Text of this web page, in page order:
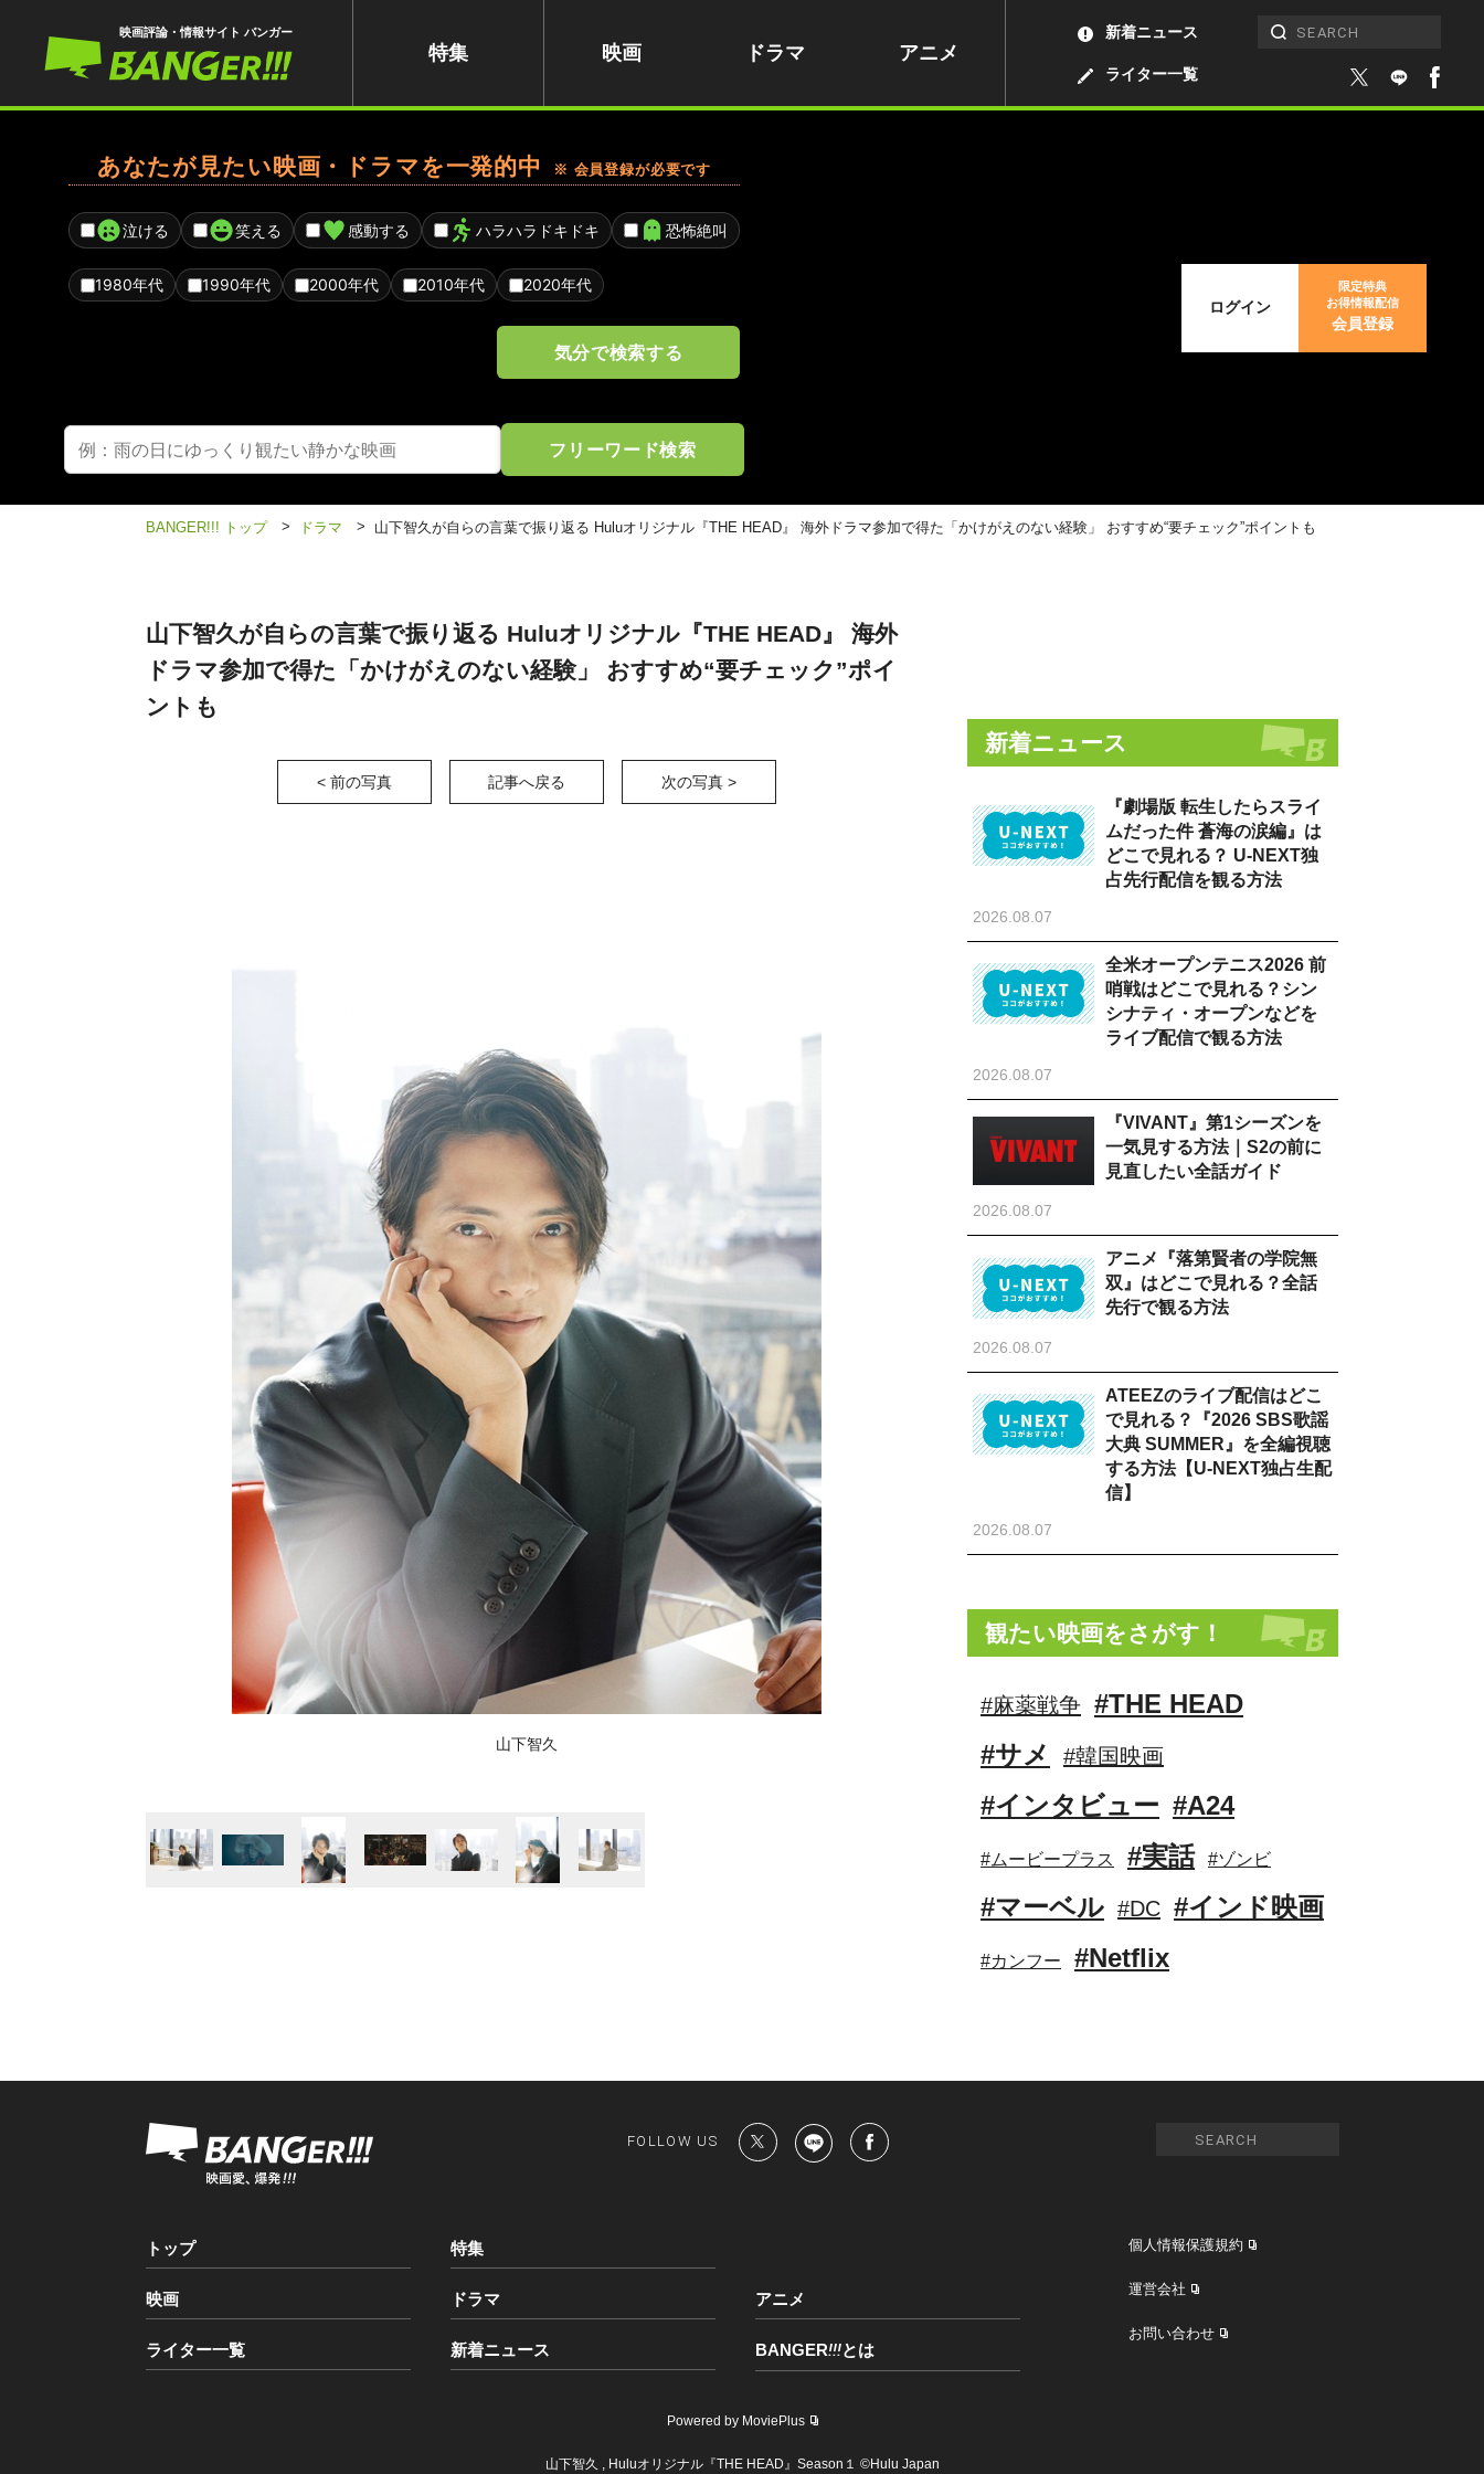
映画評論・情報サイト バンガー
特集 映画 ドラマ アニメ
ライター一覧
新着ニュース
あなたが見たい映画・ドラマを一発的中 ※ 会員登録が必要です
泣ける 笑える 感動する ハラハラドキドキ 恐怖絶叫
1980年代 1990年代 2000年代 2010年代 2020年代
気分で検索する
フリーワード検索
ログイン
限定特典
お得情報配信
会員登録
BANGER!!! トップ > ドラマ > 山下智久が自らの言葉で振り返る Huluオリジナル『THE HEAD』 海外ドラマ参加で得た「かけがえのない経験」 おすすめ“要チェック”ポイントも
山下智久が自らの言葉で振り返る Huluオリジナル『THE HEAD』 海外
ドラマ参加で得た「かけがえのない経験」 おすすめ“要チェック”ポイ
ントも
< 前の写真 記事へ戻る 次の写真 >
山下智久
新着ニュース
『劇場版 転生したらスライ
ムだった件 蒼海の涙編』は
どこで見れる？ U-NEXT独
占先行配信を観る方法
2026.08.07
全米オープンテニス2026 前
哨戦はどこで見れる？シン
シナティ・オープンなどを
ライブ配信で観る方法
2026.08.07
『VIVANT』第1シーズンを
一気見する方法｜S2の前に
見直したい全話ガイド
2026.08.07
アニメ『落第賢者の学院無
双』はどこで見れる？全話
先行で観る方法
2026.08.07
ATEEZのライブ配信はどこ
で見れる？『2026 SBS歌謡
大典 SUMMER』を全編視聴
する方法【U-NEXT独占生配
信】
2026.08.07
観たい映画をさがす！
#麻薬戦争 #THE HEAD
#サメ
#韓国映画
#インタビュー #A24
#ムービープラス #実話 #ゾンビ
#マーベル #DC #インド映画
#カンフー #Netflix
FOLLOW US
トップ 特集
映画 ドラマ アニメ
ライター一覧 新着ニュース BANGER!!!とは
個人情報保護規約
運営会社
お問い合わせ
Powered by MoviePlus
山下智久 , Huluオリジナル『THE HEAD』Season１ ©Hulu Japan